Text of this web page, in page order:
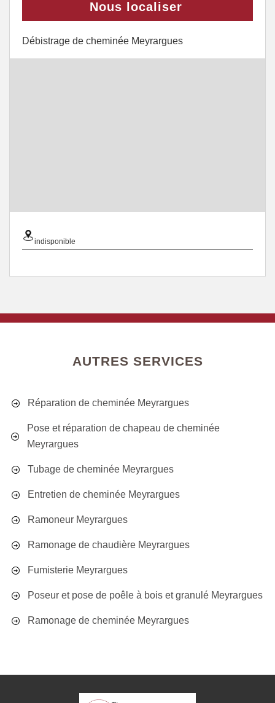
Nous localiser
Débistrage de cheminée Meyrargues
indisponible
AUTRES SERVICES
Réparation de cheminée Meyrargues
Pose et réparation de chapeau de cheminée
Meyrargues
Tubage de cheminée Meyrargues
Entretien de cheminée Meyrargues
Ramoneur Meyrargues
Ramonage de chaudière Meyrargues
Fumisterie Meyrargues
Poseur et pose de poêle à bois et granulé Meyrargues
Ramonage de cheminée Meyrargues